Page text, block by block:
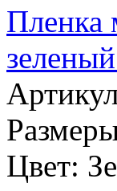
Пленка
Цвет: